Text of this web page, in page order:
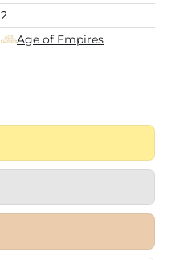
2
Age of Empires